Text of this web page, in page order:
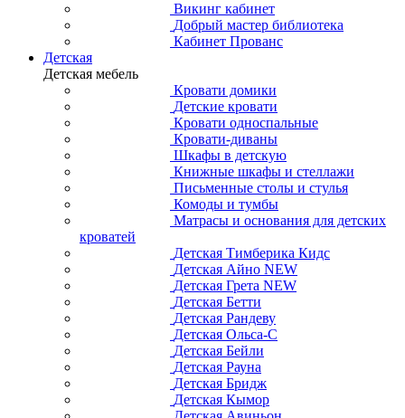
Викинг кабинет
Добрый мастер библиотека
Кабинет Прованс
Детская
Детская мебель
Кровати домики
Детские кровати
Кровати односпальные
Кровати-диваны
Шкафы в детскую
Книжные шкафы и стеллажи
Письменные столы и стулья
Комоды и тумбы
Матрасы и основания для детских
кроватей
Детская Тимберика Кидс
Детская Айно NEW
Детская Грета NEW
Детская Бетти
Детская Рандеву
Детская Ольса-С
Детская Бейли
Детская Рауна
Детская Бридж
Детская Кымор